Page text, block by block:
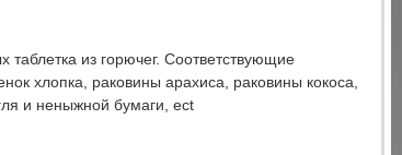
из горючег. Соответствующие
хлопка, раковины арахиса, раковины кокоса,
и неныжной бумаги, ect